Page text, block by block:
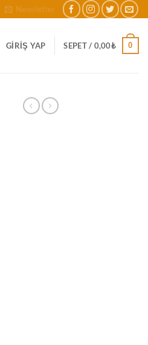
Newsletter
GIRIŞ YAP SEPET / 0,00₺ 0